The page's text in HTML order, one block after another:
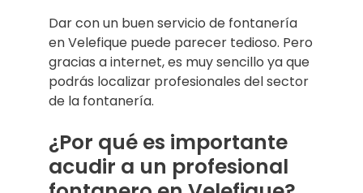
Dar con un buen servicio de fontanería
en Velefique puede parecer tedioso. Pero
gracias a internet, es muy sencillo ya que
podrás localizar profesionales del sector
de la fontanería.
¿Por qué es importante
acudir a un profesional